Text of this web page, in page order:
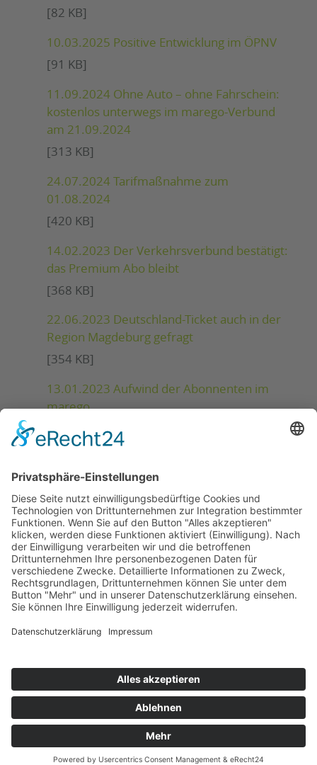
[82 KB]
10.03.2025 Positive Entwicklung im ÖPNV
[91 KB]
11.09.2024 Ohne Auto – ohne Fahrschein:
kostenlos unterwegs im marego-Verbund
am 21.09.2024
[313 KB]
24.07.2024 Tarifmaßnahme zum
01.08.2024
[420 KB]
14.02.2023 Der Verkehrsverbund bestätigt:
das Premium Abo bleibt
[368 KB]
22.06.2023 Deutschland-Ticket auch in der
Region Magdeburg gefragt
[354 KB]
13.01.2023 Aufwind der Abonnenten im
marego
[423 KB]
Seniorentag am 13.09.2023
[285 KB]
05.12.2023 Forsetzung D-Ticket marego
[294 KB]
24.02.2024 Elbe-Havel Stern
[331 KB]